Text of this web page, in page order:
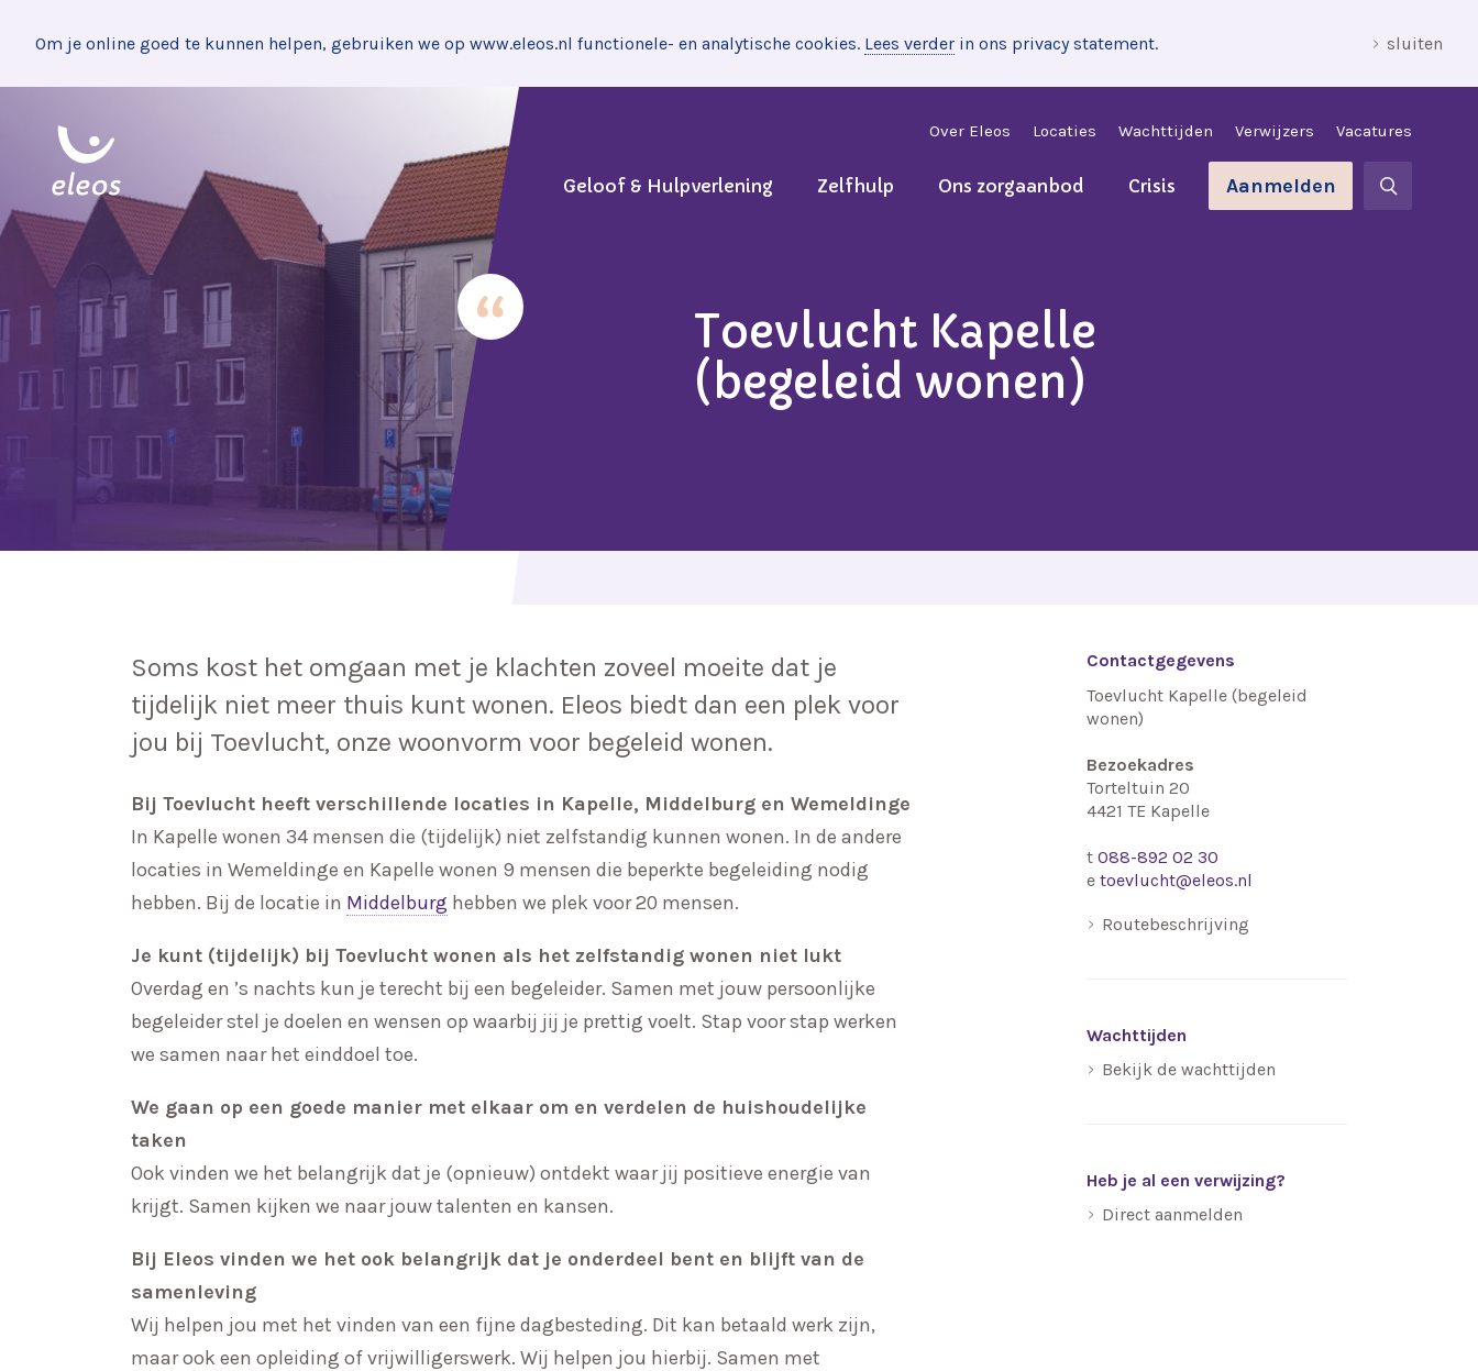
Om je online goed te kunnen helpen, gebruiken we op www.eleos.nl functionele- en analytische cookies. Lees verder in ons privacy statement. sluiten
Over Eleos Locaties Wachttijden Verwijzers Vacatures
Geloof & Hulpverlening Zelfhulp Ons zorgaanbod Crisis Aanmelden
Toevlucht Kapelle
(begeleid wonen)
Soms kost het omgaan met je klachten zoveel moeite dat je
tijdelijk niet meer thuis kunt wonen. Eleos biedt dan een plek voor
jou bij Toevlucht, onze woonvorm voor begeleid wonen.
Bij Toevlucht heeft verschillende locaties in Kapelle, Middelburg en Wemeldinge
In Kapelle wonen 34 mensen die (tijdelijk) niet zelfstandig kunnen wonen. In de andere
locaties in Wemeldinge en Kapelle wonen 9 mensen die beperkte begeleiding nodig
hebben. Bij de locatie in Middelburg hebben we plek voor 20 mensen.
Je kunt (tijdelijk) bij Toevlucht wonen als het zelfstandig wonen niet lukt
Overdag en ’s nachts kun je terecht bij een begeleider. Samen met jouw persoonlijke
begeleider stel je doelen en wensen op waarbij jij je prettig voelt. Stap voor stap werken
we samen naar het einddoel toe.
We gaan op een goede manier met elkaar om en verdelen de huishoudelijke
taken
Ook vinden we het belangrijk dat je (opnieuw) ontdekt waar jij positieve energie van
krijgt. Samen kijken we naar jouw talenten en kansen.
Bij Eleos vinden we het ook belangrijk dat je onderdeel bent en blijft van de
samenleving
Wij helpen jou met het vinden van een fijne dagbesteding. Dit kan betaald werk zijn,
maar ook een opleiding of vrijwilligerswerk. Wij helpen jou hierbij. Samen met
Contactgegevens
Toevlucht Kapelle (begeleid
wonen)
Bezoekadres
Torteltuin 20
4421 TE Kapelle
t 088-892 02 30
e toevlucht@eleos.nl
Routebeschrijving
Wachttijden
Bekijk de wachttijden
Heb je al een verwijzing?
Direct aanmelden